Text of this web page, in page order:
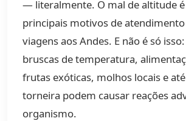
— literalmente. O mal de altitude
principais motivos de
viagens aos Andes. E não é só
bruscas de temperatura,
frutas exóticas, molhos locais e
torneira podem causar reações
organismo.